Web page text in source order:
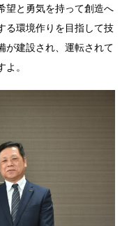
望と勇気を持って創造へ
る環境作りを目指して技
建設され、運転されて
。